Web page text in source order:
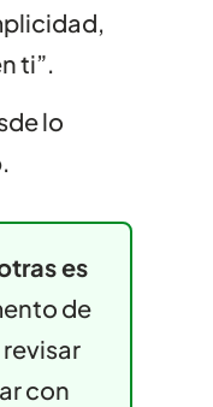
ti”.
lo
.
es
de
con